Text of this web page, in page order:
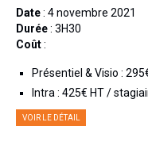
Date: 4 novembre 2021
Durée: 3H30
Coût:
Présentiel & Visio :
Intra : 425€ HT /
VOIR LE DÉTAIL